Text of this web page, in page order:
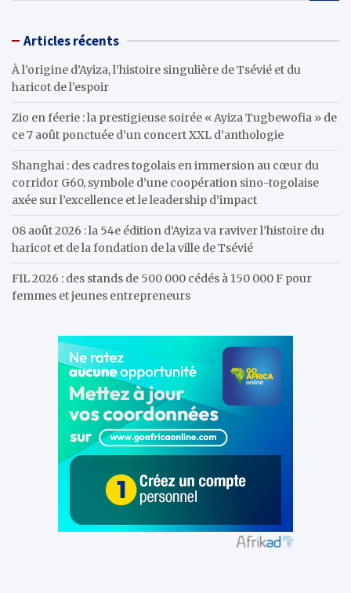
c
h
Articles récents
À l’origine d’Ayiza, l’histoire singulière de Tsévié et du
haricot de l’espoir
Zio en féerie : la prestigieuse soirée « Ayiza Tugbewofia » de
ce 7 août ponctuée d’un concert XXL d’anthologie
Shanghai : des cadres togolais en immersion au cœur du
corridor G60, symbole d’une coopération sino-togolaise
axée sur l’excellence et le leadership d’impact
08 août 2026 : la 54e édition d’Ayiza va raviver l’histoire du
haricot et de la fondation de la ville de Tsévié
FIL 2026 : des stands de 500 000 cédés à 150 000 F pour
femmes et jeunes entrepreneurs